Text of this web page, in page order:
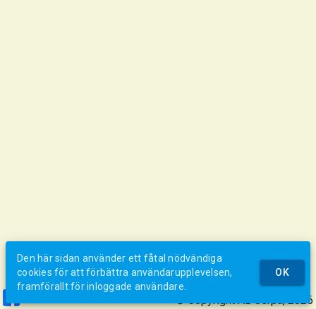
© Copyright AB Jerpa, 2026
Den här sidan använder ett fåtal nödvändiga
cookies för att förbättra användarupplevelsen,
framförallt för inloggade användare.
OK